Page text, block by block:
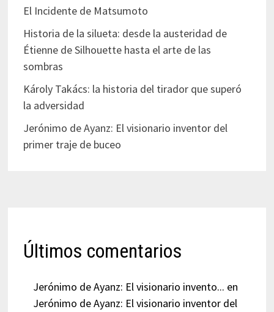
El Incidente de Matsumoto
Historia de la silueta: desde la austeridad de
Étienne de Silhouette hasta el arte de las
sombras
Károly Takács: la historia del tirador que superó
la adversidad
Jerónimo de Ayanz: El visionario inventor del
primer traje de buceo
Últimos comentarios
Jerónimo de Ayanz: El visionario invento... en
Jerónimo de Ayanz: El visionario inventor del